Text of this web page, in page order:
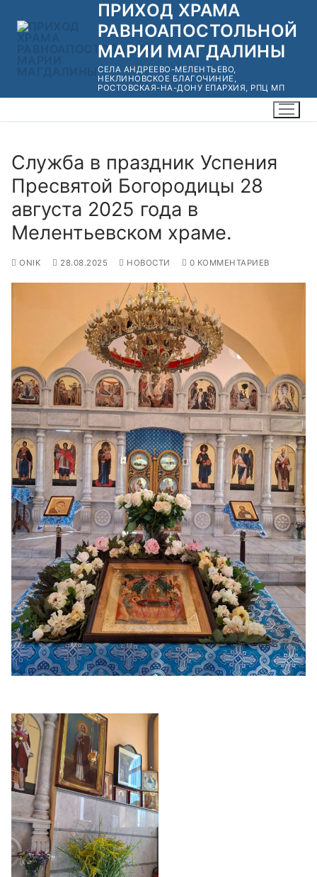
ПРИХОД ХРАМА
РАВНОАПОСТОЛЬНОЙ
МАРИИ МАГДАЛИНЫ
СЕЛА АНДРЕЕВО-МЕЛЕНТЬЕВО,
НЕКЛИНОВСКОЕ БЛАГОЧИНИЕ,
РОСТОВСКАЯ-НА-ДОНУ ЕПАРХИЯ, РПЦ МП
Служба в праздник Успения
Пресвятой Богородицы 28
августа 2025 года в
Мелентьевском храме.
ONIK 28.08.2025 НОВОСТИ 0 КОММЕНТАРИЕВ